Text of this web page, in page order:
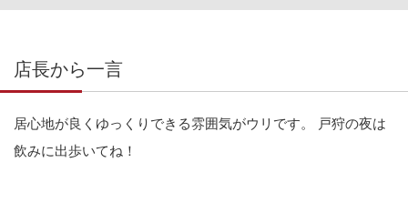
店長から一言
居心地が良くゆっくりできる雰囲気がウリです。 戸狩の夜は
飲みに出歩いてね！